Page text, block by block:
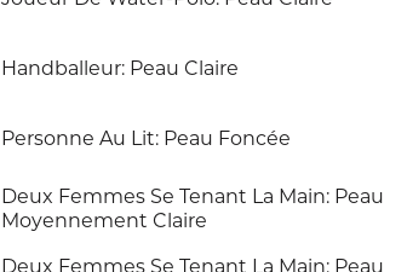
Handballeur: Peau Claire
Personne Au Lit: Peau Foncée
Deux Femmes Se Tenant La Main: Peau
Moyennement Claire
Deux Femmes Se Tenant La Main: Peau